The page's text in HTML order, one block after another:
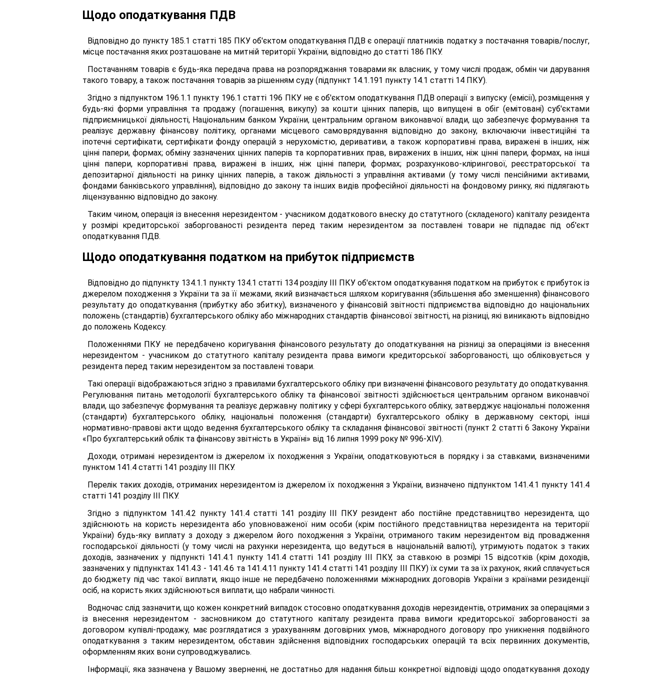
Щодо оподаткування ПДВ
Відповідно до пункту 185.1 статті 185 ПКУ об'єктом оподаткування ПДВ є операції платників податку з постачання товарів/послуг,
місце постачання яких розташоване на митній території України, відповідно до статті 186 ПКУ.
Постачанням товарів є будь-яка передача права на розпоряджання товарами як власник, у тому числі продаж, обмін чи дарування
такого товару, а також постачання товарів за рішенням суду (підпункт 14.1.191 пункту 14.1 статті 14 ПКУ).
Згідно з підпунктом 196.1.1 пункту 196.1 статті 196 ПКУ не є об'єктом оподаткування ПДВ операції з випуску (емісії), розміщення у
будь-які форми управління та продажу (погашення, викупу) за кошти цінних паперів, що випущені в обіг (емітовані) суб'єктами
підприємницької діяльності, Національним банком України, центральним органом виконавчої влади, що забезпечує формування та
реалізує державну фінансову політику, органами місцевого самоврядування відповідно до закону, включаючи інвестиційні та
іпотечні сертифікати, сертифікати фонду операцій з нерухомістю, деривативи, а також корпоративні права, виражені в інших, ніж
цінні папери, формах; обміну зазначених цінних паперів та корпоративних прав, виражених в інших, ніж цінні папери, формах, на інші
цінні папери, корпоративні права, виражені в інших, ніж цінні папери, формах; розрахунково-клірингової, реєстраторської та
депозитарної діяльності на ринку цінних паперів, а також діяльності з управління активами (у тому числі пенсійними активами,
фондами банківського управління), відповідно до закону та інших видів професійної діяльності на фондовому ринку, які підлягають
ліцензуванню відповідно до закону.
Таким чином, операція із внесення нерезидентом - учасником додаткового внеску до статутного (складеного) капіталу резидента
у розмірі кредиторської заборгованості резидента перед таким нерезидентом за поставлені товари не підпадає під об'єкт
оподаткування ПДВ.
Щодо оподаткування податком на прибуток підприємств
Відповідно до підпункту 134.1.1 пункту 134.1 статті 134 розділу III ПКУ об'єктом оподаткування податком на прибуток є прибуток із
джерелом походження з України та за її межами, який визначається шляхом коригування (збільшення або зменшення) фінансового
результату до оподаткування (прибутку або збитку), визначеного у фінансовій звітності підприємства відповідно до національних
положень (стандартів) бухгалтерського обліку або міжнародних стандартів фінансової звітності, на різниці, які виникають відповідно
до положень Кодексу.
Положеннями ПКУ не передбачено коригування фінансового результату до оподаткування на різниці за операціями із внесення
нерезидентом - учасником до статутного капіталу резидента права вимоги кредиторської заборгованості, що обліковується у
резидента перед таким нерезидентом за поставлені товари.
Такі операції відображаються згідно з правилами бухгалтерського обліку при визначенні фінансового результату до оподаткування.
Регулювання питань методології бухгалтерського обліку та фінансової звітності здійснюється центральним органом виконавчої
влади, що забезпечує формування та реалізує державну політику у сфері бухгалтерського обліку, затверджує національні положення
(стандарти) бухгалтерського обліку, національні положення (стандарти) бухгалтерського обліку в державному секторі, інші
нормативно-правові акти щодо ведення бухгалтерського обліку та складання фінансової звітності (пункт 2 статті 6 Закону України
«Про бухгалтерський облік та фінансову звітність в Україні» від 16 липня 1999 року № 996-ХІV).
Доходи, отримані нерезидентом із джерелом їх походження з України, оподатковуються в порядку і за ставками, визначеними
пунктом 141.4 статті 141 розділу III ПКУ.
Перелік таких доходів, отриманих нерезидентом із джерелом їх походження з України, визначено підпунктом 141.4.1 пункту 141.4
статті 141 розділу ІІІ ПКУ.
Згідно з підпунктом 141.4.2 пункту 141.4 статті 141 розділу III ПКУ резидент або постійне представництво нерезидента, що
здійснюють на користь нерезидента або уповноваженої ним особи (крім постійного представництва нерезидента на території
України) будь-яку виплату з доходу з джерелом його походження з України, отриманого таким нерезидентом від провадження
господарської діяльності (у тому числі на рахунки нерезидента, що ведуться в національній валюті), утримують податок з таких
доходів, зазначених у підпункті 141.4.1 пункту 141.4 статті 141 розділу III ПКУ, за ставкою в розмірі 15 відсотків (крім доходів,
зазначених у підпунктах 141.4.3 - 141.4.6 та 141.4.11 пункту 141.4 статті 141 розділу III ПКУ) їх суми та за їх рахунок, який сплачується
до бюджету під час такої виплати, якщо інше не передбачено положеннями міжнародних договорів України з країнами резиденції
осіб, на користь яких здійснюються виплати, що набрали чинності.
Водночас слід зазначити, що кожен конкретний випадок стосовно оподаткування доходів нерезидентів, отриманих за операціями з
із внесення нерезидентом - засновником до статутного капіталу резидента права вимоги кредиторської заборгованості за
договором купівлі-продажу, має розглядатися з урахуванням договірних умов, міжнародного договору про уникнення подвійного
оподаткування з таким нерезидентом, обставин здійснення відповідних господарських операцій та всіх первинних документів,
оформленням яких вони супроводжувались.
Інформації, яка зазначена у Вашому зверненні, не достатньо для надання більш конкретної відповіді щодо оподаткування доходу